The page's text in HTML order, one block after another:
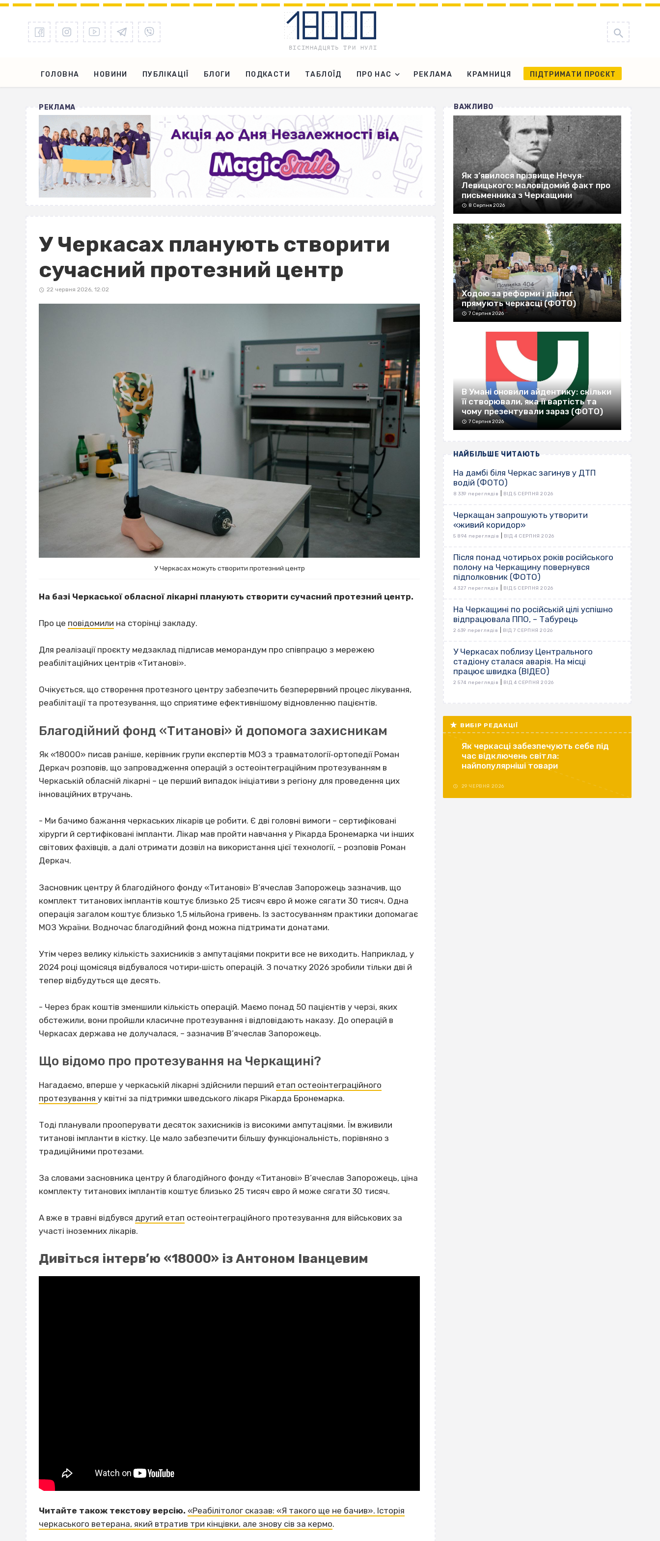
ГОЛОВНА НОВИНИ ПУБЛІКАЦІЇ БЛОГИ ПОДКАСТИ ТАБЛОЇД ПРО НАС РЕКЛАМА КРАМНИЦЯ ПІДТРИМАТИ ПРОЄКТ
РЕКЛАМА
У Черкасах планують створити
сучасний протезний центр
22 червня 2026, 12:02
У Черкасах можуть створити протезний центр
На базі Черкаської обласної лікарні планують створити сучасний протезний центр.
Про це повідомили на сторінці закладу.
Для реалізації проєкту медзаклад підписав меморандум про співпрацю з мережею
реабілітаційних центрів «Титанові».
Очікується, що створення протезного центру забезпечить безперервний процес лікування,
реабілітації та протезування, що сприятиме ефективнішому відновленню пацієнтів.
Благодійний фонд «Титанові» й допомога захисникам
Як «18000» писав раніше, керівник групи експертів МОЗ з травматології‐ортопедії Роман
Деркач розповів, що запровадження операцій з остеоінтеграційним протезуванням в
Черкаській обласній лікарні – це перший випадок ініціативи з регіону для проведення цих
інноваційних втручань.
- Ми бачимо бажання черкаських лікарів це робити. Є дві головні вимоги – сертифіковані
хірурги й сертифіковані імпланти. Лікар мав пройти навчання у Рікарда Бронемарка чи інших
світових фахівців, а далі отримати дозвіл на використання цієї технології, – розповів Роман
Деркач.
Засновник центру й благодійного фонду «Титанові» В’ячеслав Запорожець зазначив, що
комплект титанових імплантів коштує близько 25 тисяч євро й може сягати 30 тисяч. Одна
операція загалом коштує близько 1,5 мільйона гривень. Із застосуванням практики допомагає
МОЗ України. Водночас благодійний фонд можна підтримати донатами.
Утім через велику кількість захисників з ампутаціями покрити все не виходить. Наприклад, у
2024 році щомісяця відбувалося чотири‐шість операцій. З початку 2026 зробили тільки дві й
тепер відбудуться ще десять.
- Через брак коштів зменшили кількість операцій. Маємо понад 50 пацієнтів у черзі, яких
обстежили, вони пройшли класичне протезування і відповідають наказу. До операцій в
Черкасах держава не долучалася, – зазначив В’ячеслав Запорожець.
Що відомо про протезування на Черкащині?
Нагадаємо, вперше у черкаській лікарні здійснили перший етап остеоінтеграційного
протезування у квітні за підтримки шведського лікаря Рікарда Бронемарка.
Тоді планували прооперувати десяток захисників із високими ампутаціями. Їм вживили
титанові імпланти в кістку. Це мало забезпечити більшу функціональність, порівняно з
традиційними протезами.
За словами засновника центру й благодійного фонду «Титанові» В’ячеслав Запорожець, ціна
комплекту титанових імплантів коштує близько 25 тисяч євро й може сягати 30 тисяч.
А вже в травні відбувся другий етап остеоінтеграційного протезування для військових за
участі іноземних лікарів.
Дивіться інтерв’ю «18000» із Антоном Іванцевим
Читайте також текстову версію. «Реабілітолог сказав: «Я такого ще не бачив». Історія
черкаського ветерана, який втратив три кінцівки, але знову сів за кермо.
ВАЖЛИВО
Як з’явилося прізвище Нечуя‐
Левицького: маловідомий факт про
письменника з Черкащини
8 Серпня 2026
Ходою за реформи і діалог
прямують черкасці (ФОТО)
7 Серпня 2026
В Умані оновили айдентику: скільки
її створювали, яка її вартість та
чому презентували зараз (ФОТО)
7 Серпня 2026
НАЙБІЛЬШЕ ЧИТАЮТЬ
На дамбі біля Черкас загинув у ДТП
водій (ФОТО)
8 339 переглядів ВІД 5 СЕРПНЯ 2026
Черкащан запрошують утворити
«живий коридор»
5 894 переглядів ВІД 4 СЕРПНЯ 2026
Після понад чотирьох років російського
полону на Черкащину повернувся
підполковник (ФОТО)
4 327 переглядів ВІД 5 СЕРПНЯ 2026
На Черкащині по російській цілі успішно
відпрацювала ППО, – Табурець
2 639 переглядів ВІД 7 СЕРПНЯ 2026
У Черкасах поблизу Центрального
стадіону сталася аварія. На місці
працює швидка (ВІДЕО)
2 574 переглядів ВІД 4 СЕРПНЯ 2026
ВИБІР РЕДАКЦІЇ
Як черкасці забезпечують себе під
час відключень світла:
найпопулярніші товари
29 ЧЕРВНЯ 2026